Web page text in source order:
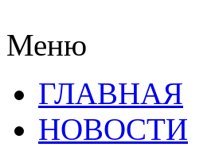
Меню
ГЛАВНАЯ
НОВОСТИ